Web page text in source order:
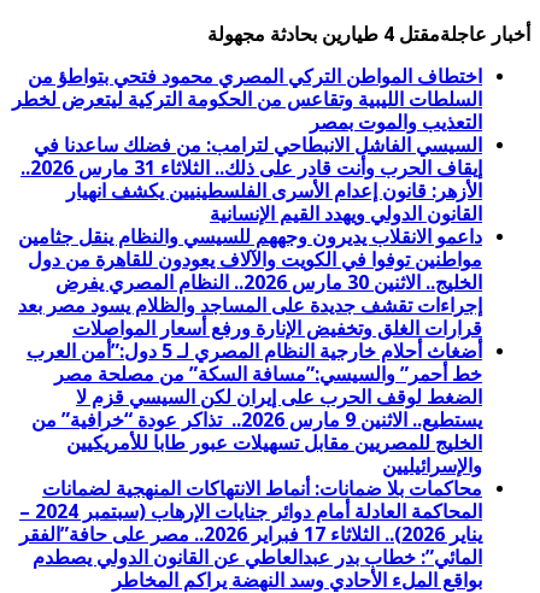
أخبار عاجلة
اختطاف المواطن التركي المصري محمود فتحي بتواطؤ من
السلطات الليبية وتقاعس من الحكومة التركية ليتعرض لخطر
التعذيب والموت بمصر
السيسي الفاشل الانبطاحي لترامب: من فضلك ساعدنا في
إيقاف الحرب وأنت قادر على ذلك.. الثلاثاء 31 مارس 2026..
الأزهر: قانون إعدام الأسرى الفلسطينيين يكشف انهيار
القانون الدولي ويهدد القيم الإنسانية
داعمو الانقلاب يديرون وجههم للسيسي والنظام ينقل جثامين
مواطنين توفوا في الكويت والآلاف يعودون للقاهرة من دول
الخليج.. الاثنين 30 مارس 2026.. النظام المصري يفرض
إجراءات تقشف جديدة على المساجد والظلام يسود مصر بعد
قرارات الغلق وتخفيض الإنارة ورفع أسعار المواصلات
أضغاث أحلام خارجية النظام المصري لـ 5 دول:”أمن العرب
خط أحمر” والسيسي:”مسافة السكة” من مصلحة مصر
الضغط لوقف الحرب على إيران لكن السيسي قزم لا
يستطيع.. الاثنين 9 مارس 2026.. تذاكر عودة “خرافية” من
الخليج للمصريين مقابل تسهيلات عبور طابا للأمريكيين
والإسرائيليين
محاكمات بلا ضمانات: أنماط الانتهاكات المنهجية لضمانات
المحاكمة العادلة أمام دوائر جنايات الإرهاب (سبتمبر 2024 –
يناير 2026).. الثلاثاء 17 فبراير 2026.. مصر على حافة”الفقر
المائي”: خطاب بدر عبدالعاطي عن القانون الدولي يصطدم
بواقع الملء الأحادي وسد النهضة يراكم المخاطر
مقتل 4 طيارين بحادثة مجهولة